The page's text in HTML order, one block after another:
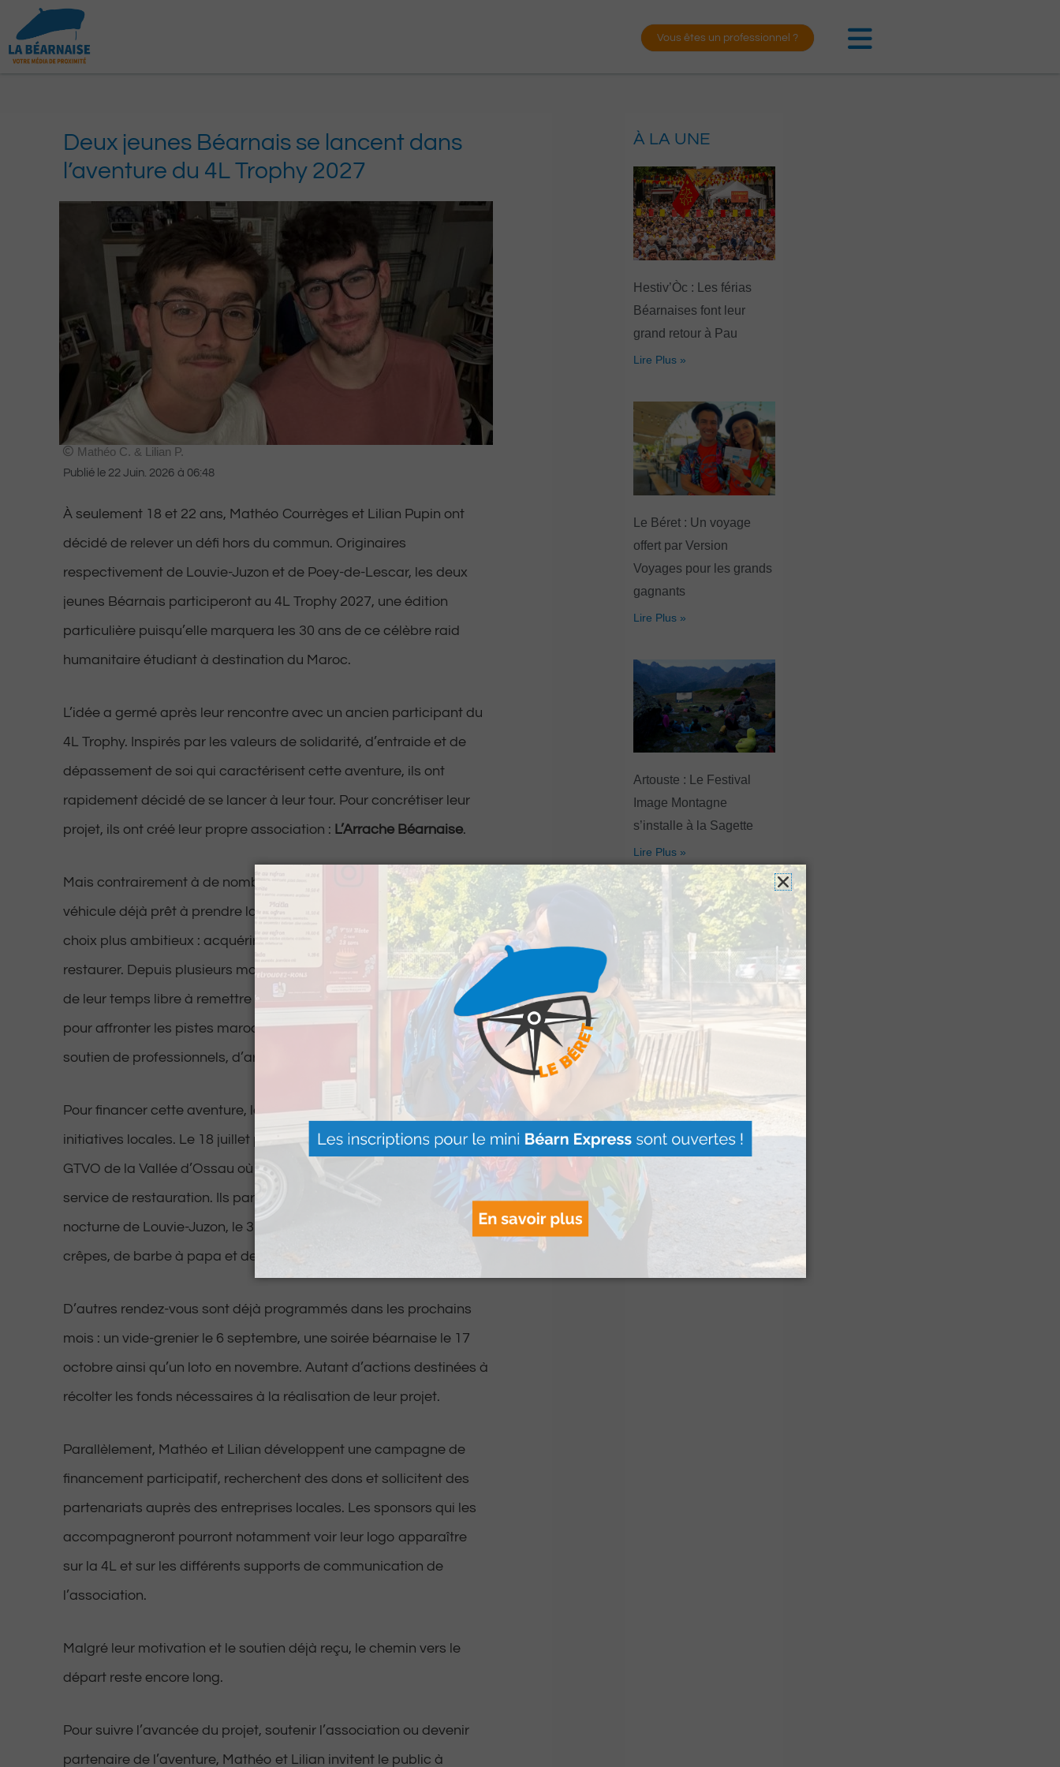
contenu
Vous êtes un professionnel ?
Deux jeunes Béarnais se lancent dans
l’aventure du 4L Trophy 2027
Mathéo C. & Lilian P.
Publié le 22 Juin. 2026 à 06:48
À seulement 18 et 22 ans, Mathéo Courrèges et Lilian Pupin ont
décidé de relever un défi hors du commun. Originaires
respectivement de Louvie-Juzon et de Poey-de-Lescar, les deux
jeunes Béarnais participeront au 4L Trophy 2027, une édition
particulière puisqu’elle marquera les 30 ans de ce célèbre raid
humanitaire étudiant à destination du Maroc.
L’idée a germé après leur rencontre avec un ancien participant du
4L Trophy. Inspirés par les valeurs de solidarité, d’entraide et de
dépassement de soi qui caractérisent cette aventure, ils ont
rapidement décidé de se lancer à leur tour. Pour concrétiser leur
projet, ils ont créé leur propre association : L’Arrache Béarnaise.
Mais contrairement à de nombreux équipages qui achètent un
véhicule déjà prêt à prendre la route, Mathéo et Lilian ont fait un
choix plus ambitieux : acquérir une Renault 4L entièrement à
restaurer. Depuis plusieurs mois, ils consacrent une grande partie
de leur temps libre à remettre le véhicule en état et à le préparer
pour affronter les pistes marocaines. Un chantier mené avec le
soutien de professionnels, d’artisans et de passionnés du territoire.
Pour financer cette aventure, les deux jeunes multiplient les
initiatives locales. Le 18 juillet prochain, ils seront présents au
GTVO de la Vallée d’Ossau où ils assureront une buvette et un
service de restauration. Ils participeront également au marché
nocturne de Louvie-Juzon, le 31 juillet 2026, avec la vente de
crêpes, de barbe à papa et de produits dérivés.
D’autres rendez-vous sont déjà programmés dans les prochains
mois : un vide-grenier le 6 septembre, une soirée béarnaise le 17
octobre ainsi qu’un loto en novembre. Autant d’actions destinées à
récolter les fonds nécessaires à la réalisation de leur projet.
Parallèlement, Mathéo et Lilian développent une campagne de
financement participatif, recherchent des dons et sollicitent des
partenariats auprès des entreprises locales. Les sponsors qui les
accompagneront pourront notamment voir leur logo apparaître
sur la 4L et sur les différents supports de communication de
l’association.
Malgré leur motivation et le soutien déjà reçu, le chemin vers le
départ reste encore long.
Pour suivre l’avancée du projet, soutenir l’association ou devenir
partenaire de l’aventure, Mathéo et Lilian invitent le public à
À LA UNE
Hestiv’Òc : Les férias
Béarnaises font leur
grand retour à Pau
Lire Plus »
Le Béret : Un voyage
offert par Version
Voyages pour les grands
gagnants
Lire Plus »
Artouste : Le Festival
Image Montagne
s’installe à la Sagette
Lire Plus »
« Vis ma vie de berger »
se poursuit jusqu’à la fin
de l’été à La Pierre Saint-
Martin
Lire Plus »